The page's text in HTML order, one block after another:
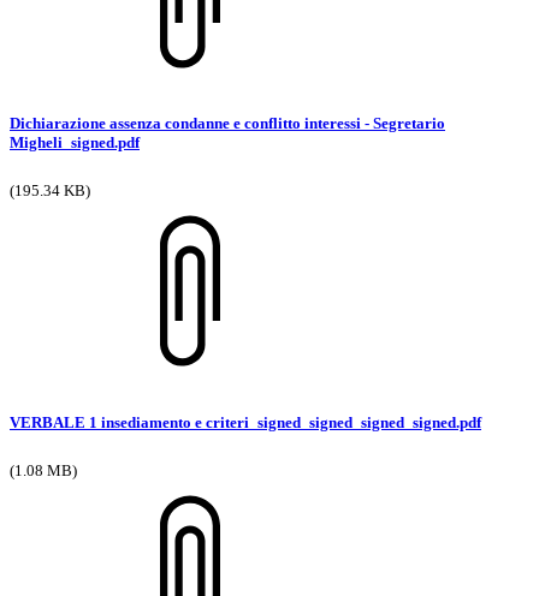
Dichiarazione assenza condanne e conflitto interessi - Segretario
Migheli_signed.pdf
(195.34 KB)
VERBALE 1 insediamento e criteri_signed_signed_signed_signed.pdf
(1.08 MB)